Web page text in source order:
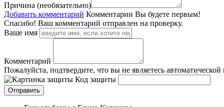
Причина (необязательно)
Добавить комментарий Комментарии Вы будете первым!
Спасибо! Ваш комментарий отправлен на проверку.
Ваше имя
Комментарий
Пожалуйста, подтвердите, что вы не являетесь
Код защиты